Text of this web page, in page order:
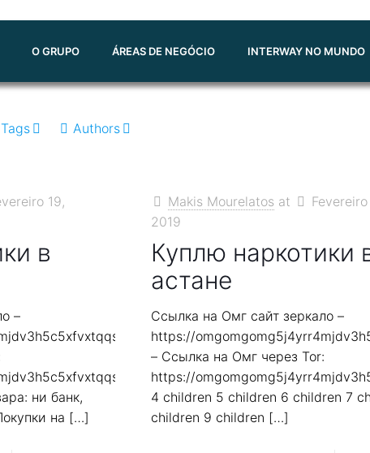
O GRUPO ÁREAS DE NEGÓCIO INTERWAY NO MUNDO
Tags Authors
19,
в
–
ни банк,
на […]
Makis Mourelatos at
Fevereiro
2019
Куплю наркотики
астане
Ссылка на Омг сайт зеркало –
https://
– Ссылка на Омг через Tor:
https://
4 children 5 children 6 children 7
children 9 children […]